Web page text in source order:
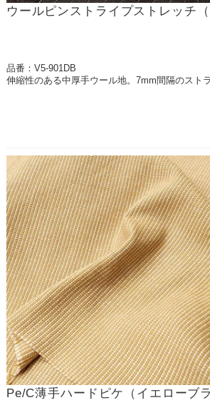
ウールピンストライプストレッチ
品番：V5-901DB
伸縮性のある中厚手ウール地。7mm間隔のストラ
Pe/C薄手ハードピケ（イエローブ